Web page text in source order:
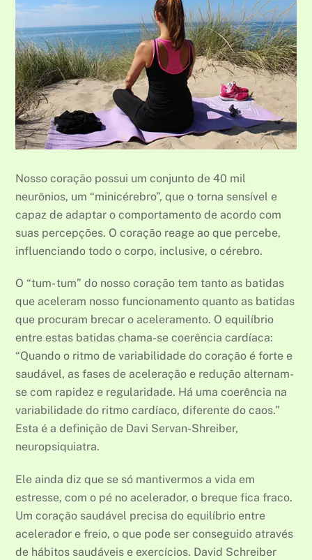
Nosso coração possui um conjunto de 40 mil
neurônios, um “minicérebro”, que o torna sensível e
capaz de adaptar o comportamento de acordo com
suas percepções. O coração reage ao que percebe,
influenciando todo o corpo, inclusive, o cérebro.
O “tum- tum” do nosso coração tem tanto as batidas
que aceleram nosso funcionamento quanto as batidas
que procuram brecar o aceleramento. O equilíbrio
entre estas batidas chama-se coerência cardíaca:
“Quando o ritmo de variabilidade do coração é forte e
saudável, as fases de aceleração e redução alternam-
se com rapidez e regularidade. Há uma coerência na
variabilidade do ritmo cardíaco, diferente do caos.”
Esta é a definição de Davi Servan-Shreiber,
neuropsiquiatra.
Ele ainda diz que se só mantivermos a vida em
estresse, com o pé no acelerador, o breque fica fraco.
Um coração saudável precisa do equilíbrio entre
acelerador e freio, o que pode ser conseguido através
de hábitos saudáveis e exercícios. David Schreiber